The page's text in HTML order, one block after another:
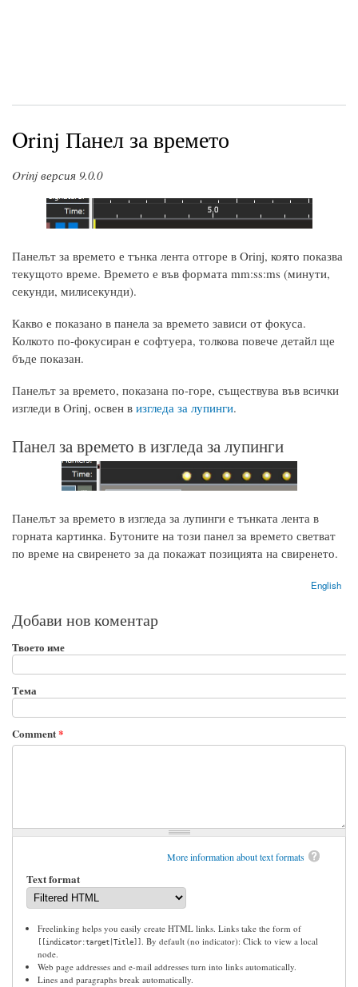
Orinj Панел за времето
Orinj версия 9.0.0
Панелът за времето е тънка лента отгоре в Orinj, която показва
текущото време. Времето е във формата mm:ss:ms (минути,
секунди, милисекунди).
Какво е показано в панела за времето зависи от фокуса.
Колкото по-фокусиран е софтуера, толкова повече детайл ще
бъде показан.
Панелът за времето, показана по-горе, съществува във всички
изгледи в Orinj, освен в изгледа за лупинги.
Панел за времето в изгледа за лупинги
Панелът за времето в изгледа за лупинги е тънката лента в
горната картинка. Бутоните на този панел за времето светват
по време на свиренето за да покажат позицията на свиренето.
English
Добави нов коментар
Твоето име
Тема
Comment*
More information about text formats
Text format
Freelinking helps you easily create HTML links. Links take the form of
[[indicator:target|Title]] . By default (no indicator): Click to view a local
node.
Web page addresses and e-mail addresses turn into links automatically.
Lines and paragraphs break automatically.